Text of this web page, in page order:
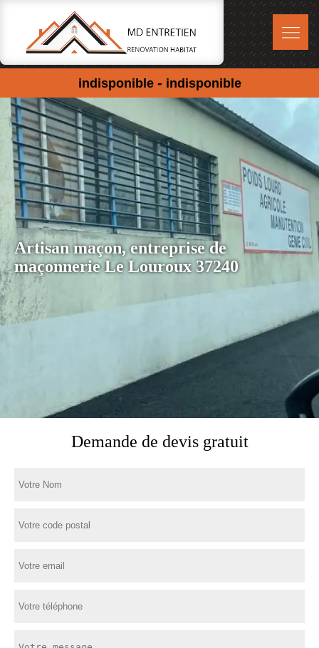
indisponible - indisponible
Artisan maçon, entreprise de
maçonnerie Le Louroux 37240
Demande de devis gratuit